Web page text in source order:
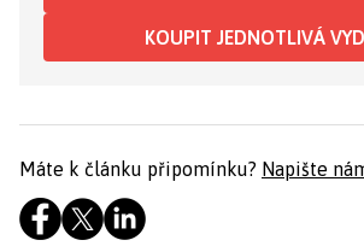
KOUPIT JEDNOTLIVÁ
Máte k článku připomínku? Napište